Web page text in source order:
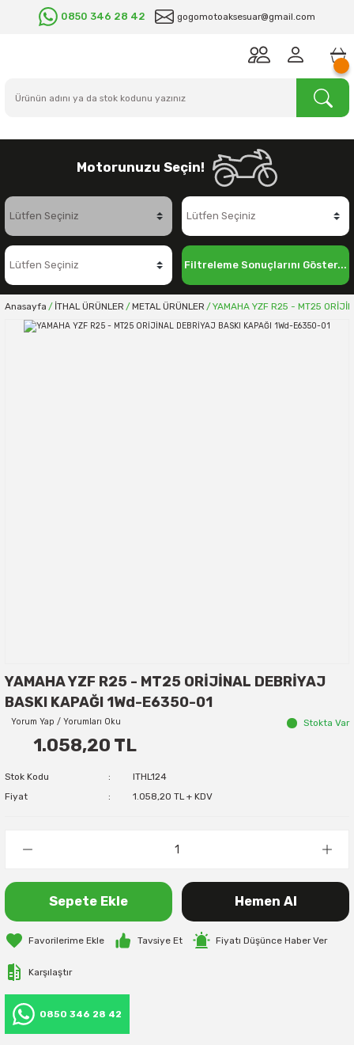
0850 346 28 42 gogomotoaksesuar@gmail.com
Motorunuzu Seçin!
Filtreleme Sonuçlarını Göster...
Anasayfa İTHAL ÜRÜNLER METAL ÜRÜNLER YAMAHA YZF R25 - MT25
YAMAHA YZF R25 - MT25 ORİJİNAL DEBRİYAJ
BASKI KAPAĞI 1Wd-E6350-01
Yorum Yap / Yorumları Oku Stokta Var
1.058,20 TL
Stok Kodu
ITHL124
Fiyat
1.058,20 TL + KDV
Sepete Ekle Hemen Al
Tavsiye Et Fiyatı Düşünce Haber Ver
Karşılaştır
0850 346 28 42